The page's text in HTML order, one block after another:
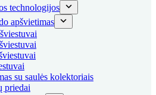
technologijos
apšvietimas
su saulės kolektoriais
priedai